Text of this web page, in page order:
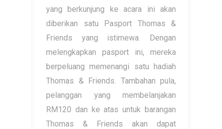
yang berkunjung ke acara ini akan
diberikan satu Pasport Thomas &
Friends yang istimewa. Dengan
melengkapkan pasport ini, mereka
berpeluang memenangi satu hadiah
Thomas & Friends. Tambahan pula,
pelanggan yang membelanjakan
RM120 dan ke atas untuk barangan
Thomas & Friends akan dapat